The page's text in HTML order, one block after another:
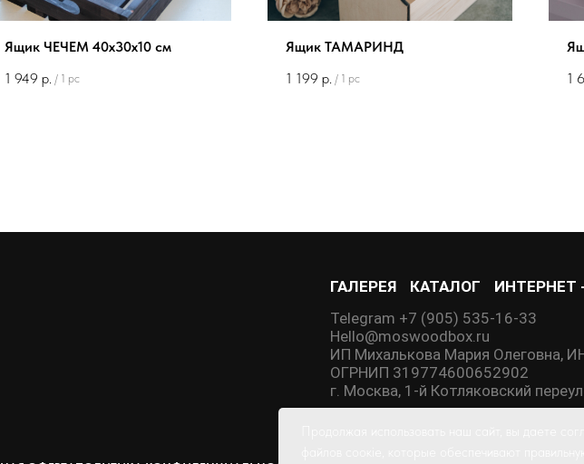
Ящик ЧЕЧЕМ 40х30х10 см
1 949 р. / 1 pc
Ящик ТАМАРИНД
1 199 р. / 1 pc
1
ГАЛЕРЕЯ КАТАЛОГ ИНТЕРНЕТ
Telegram +7 (905) 535-16-33
Hello@moswoodbox.ru
ИП Михалькова Мария Олеговна,
ОГРНИП 319774600652902
г. Москва, 1-й Котляковский